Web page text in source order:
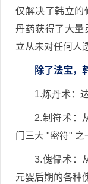
仅解决了韩立的
丹药获得了大量
立从未对任何人
除了法宝，
1.炼丹术：
2.制符术：
门三大 "密符" 之
3.傀儡术：
元婴后期的各种